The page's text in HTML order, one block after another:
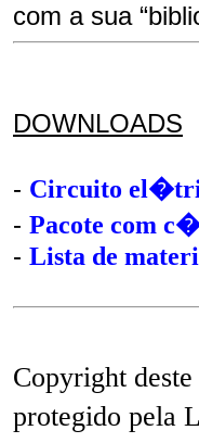
com a sua
DOWNLOADS
- Circuito
- Pacote com
- Lista de
Copyright
protegido pela